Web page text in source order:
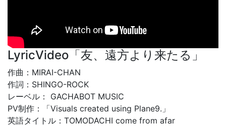
LyricVideo「友、遠方より来たる」
作曲：MIRAI-CHAN
作詞：SHINGO-ROCK
レーベル： GACHABOT MUSIC
PV制作：「Visuals created using Plane9.」
英語タイトル：TOMODACHI come from afar